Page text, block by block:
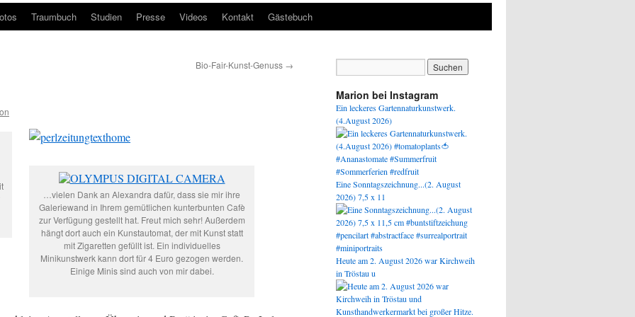
Traumbuch Studien Presse Videos Kontakt Gästebuch
Bio-Fair-Kunst-Genuss →
…vielen Dank an Alexandra dafür, dass sie mir ihre
Galeriewand in Ihrem gemütlichen kunterbunten Cafè
zur Verfügung gestellt hat. Freut mich sehr! Außerdem
hängt dort auch ein Kunstautomat, der mit Kunst statt
mit Zigaretten gefüllt ist. Ein individuelles
Minikunstwerk kann dort für 4 Euro gezogen werden.
Einige Minis sind auch von mir dabei.
Marion bei Instagram
Ein leckeres Gartennaturkunstwerk.
(4.August 2026)
Eine Sonntagszeichnung...(2. August
2026) 7,5 x 11
Heute am 2. August 2026 war Kirchweih
in Tröstau u